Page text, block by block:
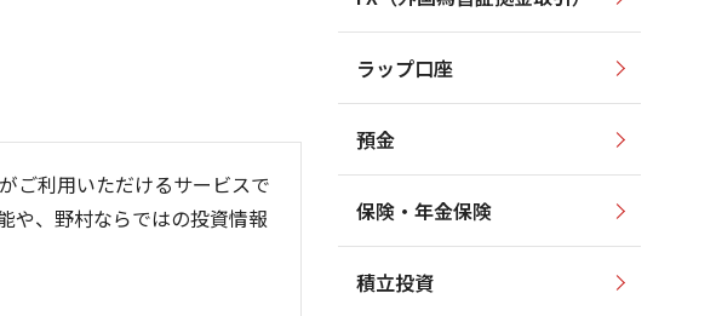
ご利用いただけるサービスで
や、野村ならではの投資情報
ラップ口座
預金
保険・年金保険
積立投資